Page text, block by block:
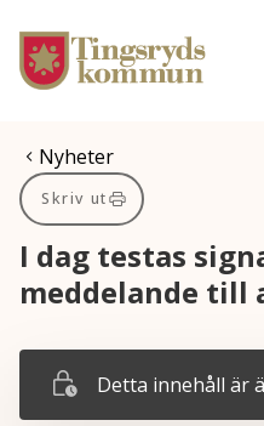
Gå till innehåll
Gå till huvudmeny
Du är här:
Nyheter
Skriv ut
I dag testas
meddelande till
Detta innehåll är